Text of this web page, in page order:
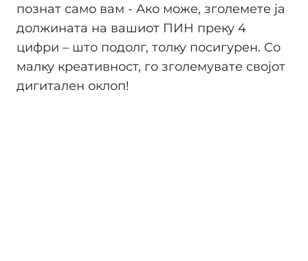
познат само вам - Ако може, зголемете ја
должината на вашиот ПИН преку 4
цифри – што подолг, толку посигурен. Со
малку креативност, го зголемувате својот
дигитален оклоп!